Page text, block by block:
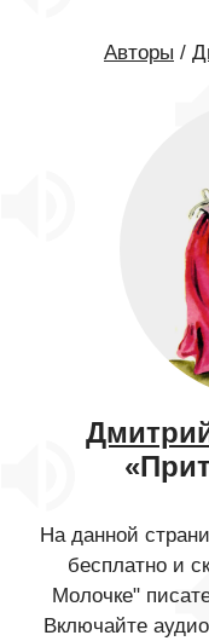
Авторы /
На данной
бесплатно и
Молочке"
Включайте